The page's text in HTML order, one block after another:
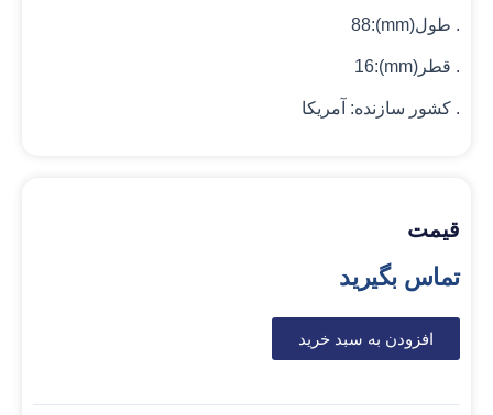
. طول(mm):88
. قطر(mm):16
. کشور سازنده: آمریکا
قیمت
تماس بگیرید
افزودن به سبد خرید